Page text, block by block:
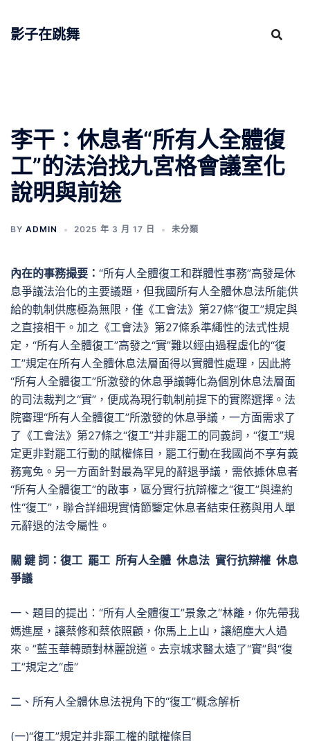
影子在跳舞
李干：休息者“所有人全體復
工”的法治找九宮格會議室化
說明與前途
BY ADMIN 2025 年 3 月 17 日 未分類
內在的事務撮要： “所有人全體復工和群體性事務”高發是休
息爭議法治化的主要議題，但我國所有人全體休息法所能供
給的軌制供應極為無限，僅《工會法》第27條“復工”規定與
之直接相干。加之《工會法》第27條系準繩性的法式性規
定，“所有人全體復工”高發之“實”難以經由過程虛化的“復
工”規定在所有人全體休息法層面得以實體性處理，因此將
“所有人全體復工”所激發的休息爭議轉化為個別休息法層面
的司法裁判之“實”，便成為現行軌制前提下的實際選擇。法
院審理“所有人全體復工”所激發的休息爭議，一方面需求了
了《工會法》第27條之“復工”并非罷工的同義詞，“復工”規
定更非對罷工行動的賦權條目，罷工行動在我國尚不享有義
務寬免。另一方面針對最為罕見的辭退爭議，需依據休息者
“所有人全體復工”的啟事，區分實行抗辯權之“復工”與違約
性“復工”，聯合詳細現實情節鑒定休息者結束任務與用人單
元辭退的法令屬性。
關 鍵 詞：復工 罷工 所有人全體 休息法 實行抗辯權 休息
爭議
一、題目的提出：“所有人全體復工”景象之“林離，你先帶我
媽進屋，讓蔡修和蔡依照顧，你馬上上山，讓絕塵大人過
來。”藍玉華轉頭對林麗說道。去京城求醫太遠了“實”與“復
工”規定之“虛”
二、所有人全體休息法視角下的“復工”概念解析
(一)“復工”規定并非罷工權的賦權條目